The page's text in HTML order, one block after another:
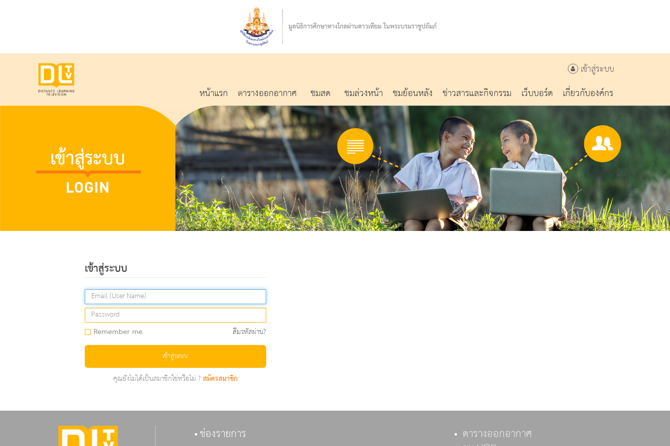
เข้าสู่ระบบ
หน้าแรก ตารางออกอากาศ ชมสด ชมล่วงหน้า ชมย้อนหลัง ข่าวสารและกิจกรรม เว็บบอร์ด เกี่ยวกับองค์กร
เข้าสู่ระบบ
Remember me ลืมรหัสผ่าน?
เข้าสู่ระบบ
คุณยังไม่ได้เป็นสมาชิกใช่หรือไม่ ?สมัครสมาชิก
ช่องรายการ ตารางออกอากาศ